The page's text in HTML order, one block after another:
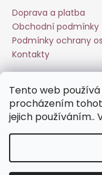
Tento web
procházením
jejich používáním..
D
o
p
o
u
Doprava a platba
Obchodní podmínky
Podmínky ochrany
Kontakty
Přijímáme